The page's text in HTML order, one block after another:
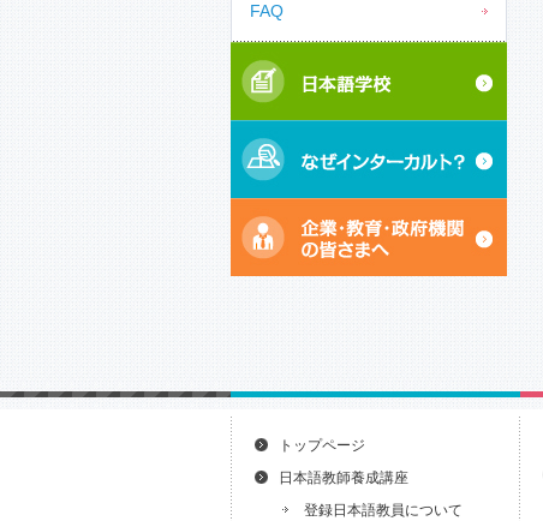
FAQ
トップページ
日本語教師養成講座
登録日本語教員について